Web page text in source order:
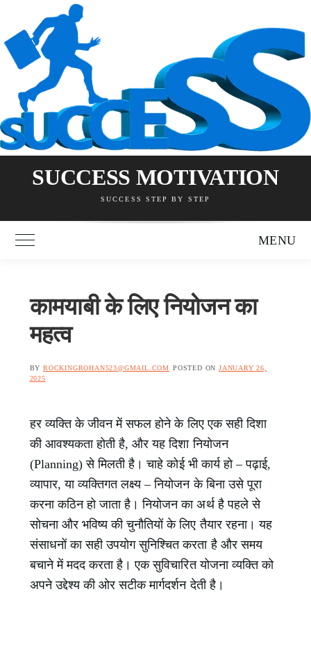
content
SUCCESS MOTIVATION
SUCCESS STEP BY STEP
Toggle Main Menu MENU
कामयाबी के लिए नियोजन का
महत्व
BY ROCKINGROHAN523@GMAIL.COM POSTED ON JANUARY 26,
2025
हर व्यक्ति के जीवन में सफल होने के लिए एक सही दिशा
की आवश्यकता होती है, और यह दिशा नियोजन
(Planning) से मिलती है। चाहे कोई भी कार्य हो – पढ़ाई,
व्यापार, या व्यक्तिगत लक्ष्य – नियोजन के बिना उसे पूरा
करना कठिन हो जाता है। नियोजन का अर्थ है पहले से
सोचना और भविष्य की चुनौतियों के लिए तैयार रहना। यह
संसाधनों का सही उपयोग सुनिश्चित करता है और समय
बचाने में मदद करता है। एक सुविचारित योजना व्यक्ति को
अपने उद्देश्य की ओर सटीक मार्गदर्शन देती है।